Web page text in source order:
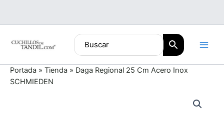
contenido
Portada » Tienda » Daga Regional 25 Cm Acero Inox
SCHMIEDEN